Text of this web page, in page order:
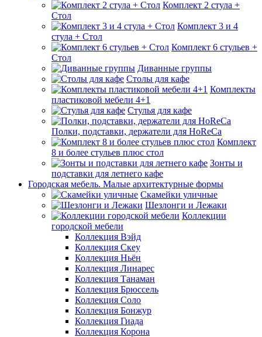
Комплект 2 стула +
Стол
Комплект 3 и 4
стула + Стол
Комплект 6 стульев +
Стол
Диванные группы
Столы для кафе
Комплекты
пластиковой мебели 4+1
Стулья для кафе
Полки, подставки, держатели для HoReCa
Комплект
8 и более стульев плюс стол
Зонты и
подставки для летнего кафе
Городская мебель. Малые архитектурные формы
Скамейки уличные
Шезлонги и Лежаки
Коллекции
городской мебели
Коллекция Вэйд
Коллекция Скеу
Коллекция Ньён
Коллекция Линарес
Коллекция Танаман
Коллекция Брюссель
Коллекция Соло
Коллекция Бонжур
Коллекция Гиада
Коллекция Корона